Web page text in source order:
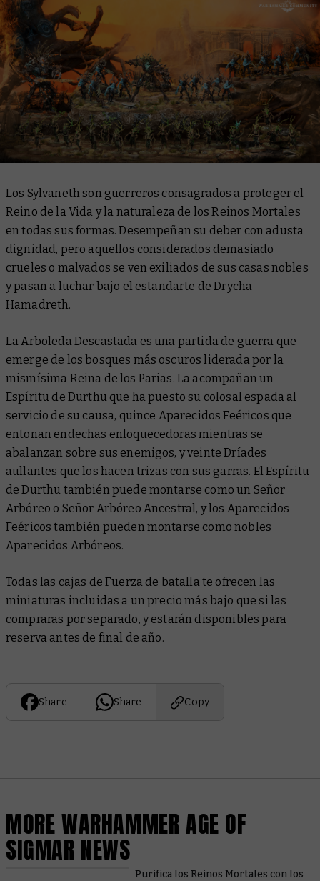
Los Sylvaneth son guerreros consagrados a proteger el
Reino de la Vida y la naturaleza de los Reinos Mortales
en todas sus formas. Desempeñan su deber con adusta
dignidad, pero aquellos considerados demasiado
crueles o malvados se ven exiliados de sus casas nobles
y pasan a luchar bajo el estandarte de Drycha
Hamadreth.
La Arboleda Descastada es una partida de guerra que
emerge de los bosques más oscuros liderada por la
mismísima Reina de los Parias. La acompañan un
Espíritu de Durthu que ha puesto su colosal espada al
servicio de su causa, quince Aparecidos Feéricos que
entonan endechas enloquecedoras mientras se
abalanzan sobre sus enemigos, y veinte Dríades
aullantes que los hacen trizas con sus garras. El Espíritu
de Durthu también puede montarse como un Señor
Arbóreo o Señor Arbóreo Ancestral, y los Aparecidos
Feéricos también pueden montarse como nobles
Aparecidos Arbóreos.
Todas las cajas de Fuerza de batalla te ofrecen las
miniaturas incluidas a un precio más bajo que si las
compraras por separado, y estarán disponibles para
reserva antes de final de año.
Share Share Copy
MORE WARHAMMER AGE OF
SIGMAR NEWS
Purifica los Reinos Mortales con los